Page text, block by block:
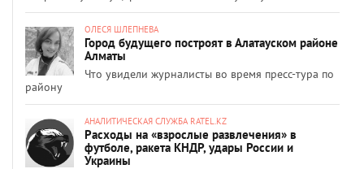
ОЛЕСЯ ШЛЕПНЕВА
Город будущего построят в Алатауском районе
Алматы
Что увидели журналисты во время пресс-тура по
району
АНАЛИТИЧЕСКАЯ СЛУЖБА RATEL.KZ
Расходы на «взрослые развлечения» в
футболе, ракета КНДР, удары России и
Украины